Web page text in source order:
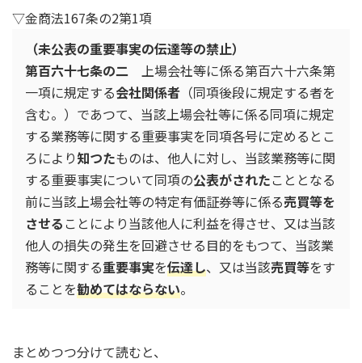
▽金商法167条の2第1項
（未公表の重要事実の伝達等の禁止）
第百六十七条の二 上場会社等に係る第百六十六条第
一項に規定する会社関係者 （同項後段に規定する者を
含む。）であつて、当該上場会社等に係る同項に規定
する業務等に関する重要事実を同項各号に定めるとこ
ろにより知つたものは、他人に対し、当該業務等に関
する重要事実について同項の公表がされたこととなる
前に当該上場会社等の特定有価証券等に係る売買等を
させる ことにより当該他人に利益を得させ、又は当該
他人の損失の発生を回避させる目的をもつて、当該業
務等に関する重要事実を伝達し、又は当該売買等をす
ることを勧めてはならない。
まとめつつ分けて読むと、